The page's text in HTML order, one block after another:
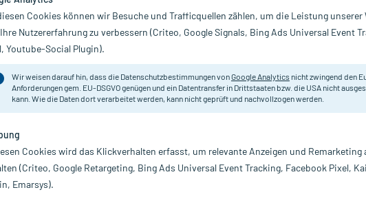
Füßewerden oftmals in der Pflege vernachlässigt, dabei benötigen sie
finden Sie verschiedene
, um Ihren Füßen etwas
eine Schrunden Salbe.
Relevanz absteigend Produkte pro Seite: 24
Cookies können wir Besuche und Trafficquellen zählen, um die Leistung unserer
Nutzererfahrung zu verbessern (Criteo, Google Signals, Bing Ads Universal Event
Youtube-Social Plugin).
Wir weisen darauf hin, dass die Datenschutzbestimmungen vonGoogle Analytics nicht zwingend den
Anforderungen gem. EU-DSGVO genügen und ein Datentransfer in Drittstaaten bzw. die USA nicht
kann. Wie die Daten dort verarbeitet werden, kann nicht geprüft und nachvollzogen werden.
Cookies wird das Klickverhalten erfasst, um relevante Anzeigen und Remarketing
(Criteo, Google Retargeting, Bing Ads Universal Event Tracking, Facebook Pixel,
Emarsys).